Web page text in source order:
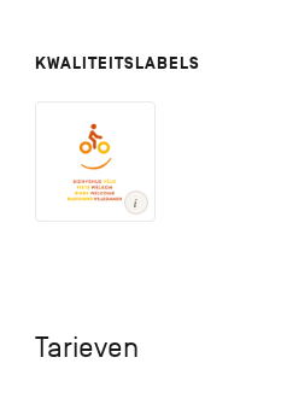
KWALITEITSLABELS
Tarieven